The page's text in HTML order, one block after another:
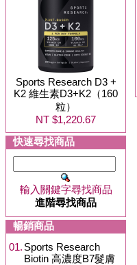
Sports Research D3 +
K2 維生素D3+K2（160
粒）
NT $1,220.67
快速尋找商品
輸入關鍵字尋找商品
進階尋找商品
暢銷商品
01. Sports Research
Biotin 高濃度B7髮膚